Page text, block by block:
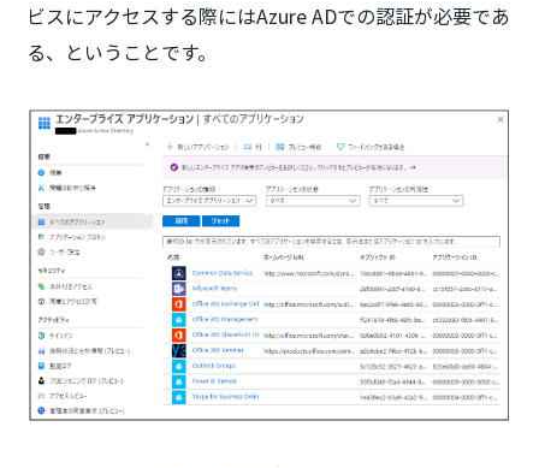
ビスにアクセスする際にはAzure ADでの認証が必要であ
る、ということです。